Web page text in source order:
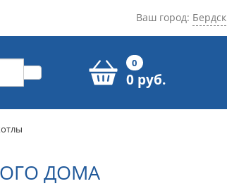
Ваш город: Бердск
0
0 руб.
ДОМА